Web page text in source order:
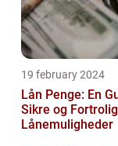
19 february 2024
Lån Penge: En
Sikre og
Lånemuligheder